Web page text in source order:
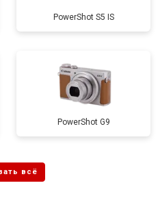
PowerShot S5 IS
PowerShot G9